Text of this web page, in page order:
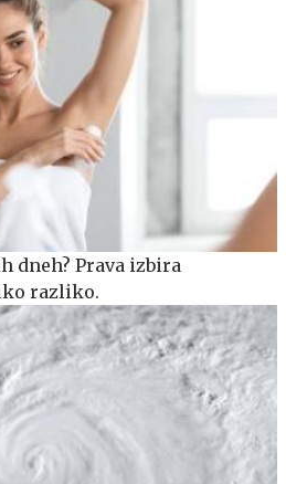
dneh? Prava izbira
razliko.